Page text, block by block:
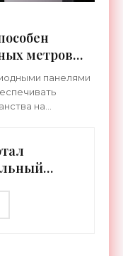
метров
панелями
на
до 2 км